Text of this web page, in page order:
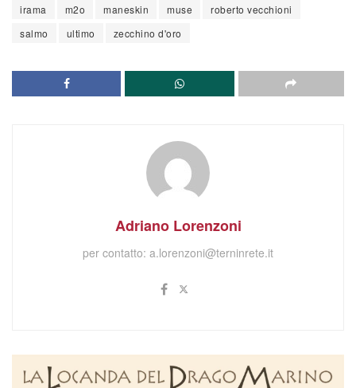
irama
m2o maneskin muse
roberto vecchioni
salmo
ultimo zecchino d'oro
Adriano Lorenzoni
per contatto: a.lorenzoni@terninrete.it